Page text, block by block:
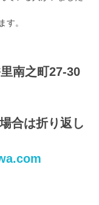
す。
南之町27-30
合は折り返し